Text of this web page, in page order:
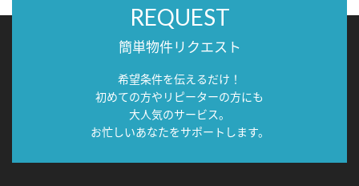
REQUEST
簡単物件リクエスト
希望条件を伝えるだけ！
初めての方やリピーターの方にも
大人気のサービス。
お忙しいあなたをサポートします。